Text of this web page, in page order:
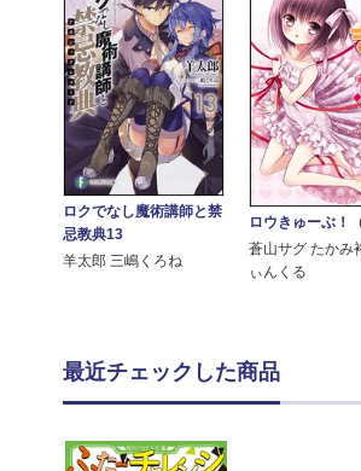
ロクでなし魔術講師と禁
忌教典13
羊太郎 三嶋くろね
ロウきゅーぶ！
蒼山サグ たかみ
ぃんくる
最近チェックした商品